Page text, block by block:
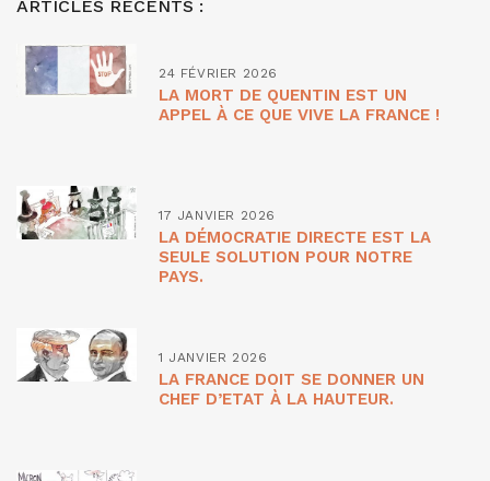
ARTICLES RÉCENTS :
24 FÉVRIER 2026
LA MORT DE QUENTIN EST UN
APPEL À CE QUE VIVE LA FRANCE !
17 JANVIER 2026
LA DÉMOCRATIE DIRECTE EST LA
SEULE SOLUTION POUR NOTRE
PAYS.
1 JANVIER 2026
LA FRANCE DOIT SE DONNER UN
CHEF D’ETAT À LA HAUTEUR.